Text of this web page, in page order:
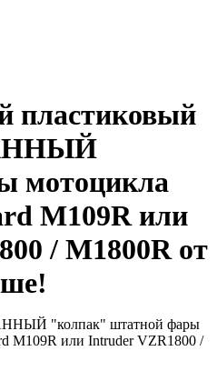
пластиковый
мотоцикла
M109R или
/ M1800R от
"колпак" штатной фары
M109R или Intruder VZR1800 /